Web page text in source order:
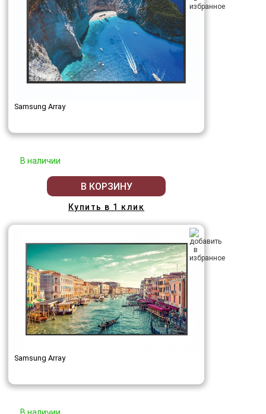
Samsung Array
В наличии
В КОРЗИНУ
Купить в 1 клик
Samsung Array